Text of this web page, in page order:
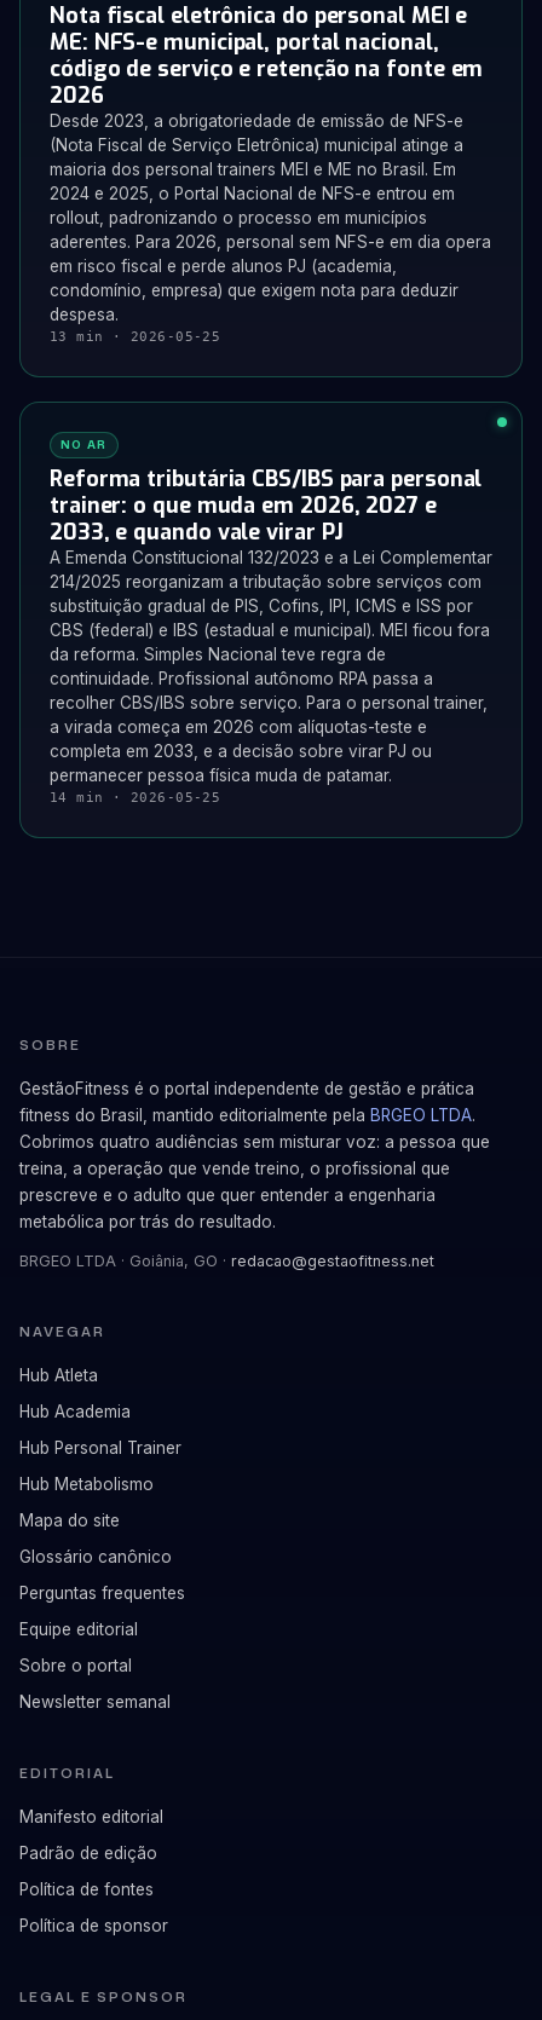
Nota fiscal eletrônica do personal MEI e
ME: NFS-e municipal, portal nacional,
código de serviço e retenção na fonte em
2026
Desde 2023, a obrigatoriedade de emissão de NFS-e
(Nota Fiscal de Serviço Eletrônica) municipal atinge a
maioria dos personal trainers MEI e ME no Brasil. Em
2024 e 2025, o Portal Nacional de NFS-e entrou em
rollout, padronizando o processo em municípios
aderentes. Para 2026, personal sem NFS-e em dia opera
em risco fiscal e perde alunos PJ (academia,
condomínio, empresa) que exigem nota para deduzir
despesa.
13 min · 2026-05-25
NO AR
Reforma tributária CBS/IBS para personal
trainer: o que muda em 2026, 2027 e
2033, e quando vale virar PJ
A Emenda Constitucional 132/2023 e a Lei Complementar
214/2025 reorganizam a tributação sobre serviços com
substituição gradual de PIS, Cofins, IPI, ICMS e ISS por
CBS (federal) e IBS (estadual e municipal). MEI ficou fora
da reforma. Simples Nacional teve regra de
continuidade. Profissional autônomo RPA passa a
recolher CBS/IBS sobre serviço. Para o personal trainer,
a virada começa em 2026 com alíquotas-teste e
completa em 2033, e a decisão sobre virar PJ ou
permanecer pessoa física muda de patamar.
14 min · 2026-05-25
SOBRE
GestãoFitness é o portal independente de gestão e prática
fitness do Brasil, mantido editorialmente pela BRGEO LTDA.
Cobrimos quatro audiências sem misturar voz: a pessoa que
treina, a operação que vende treino, o profissional que
prescreve e o adulto que quer entender a engenharia
metabólica por trás do resultado.
BRGEO LTDA · Goiânia, GO · redacao@gestaofitness.net
NAVEGAR
Hub Atleta
Hub Academia
Hub Personal Trainer
Hub Metabolismo
Mapa do site
Glossário canônico
Perguntas frequentes
Equipe editorial
Sobre o portal
Newsletter semanal
EDITORIAL
Manifesto editorial
Padrão de edição
Política de fontes
Política de sponsor
LEGAL E SPONSOR